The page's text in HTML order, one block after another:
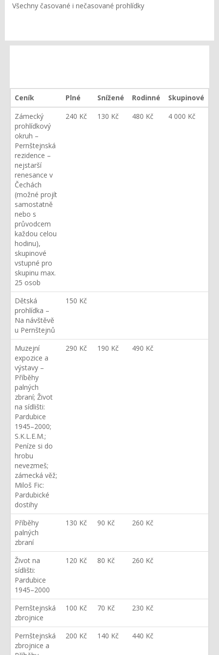
Všechny časované i nečasované prohlídky
Ceník Plné Snížené Rodinné
Skupinové
Zámecký
prohlídkový
okruh –
Pernštejnská
rezidence –
nejstarší
renesance v
Čechách
(možné projít
samostatně
nebo s
průvodcem
každou celou
hodinu),
skupinové
vstupné pro
skupinu max.
25 osob
240 Kč 130 Kč 480 Kč 4 000 Kč
Dětská
prohlídka –
Na návštěvě
u Pernštejnů
150 Kč
Muzejní
expozice a
výstavy –
Příběhy
palných
zbraní; Život
na sídlišti:
Pardubice
1945–2000;
S.K.L.E.M.;
Peníze si do
hrobu
nevezmeš;
zámecká věž;
Miloš Fic:
Pardubické
dostihy
290 Kč 190 Kč 490 Kč
Příběhy
palných
zbraní
130 Kč 90 Kč 260 Kč
Život na
sídlišti:
Pardubice
1945–2000
120 Kč 80 Kč 260 Kč
Pernštejnská
zbrojnice
100 Kč 70 Kč 230 Kč
Pernštejnská
zbrojnice a
200 Kč 140 Kč 440 Kč